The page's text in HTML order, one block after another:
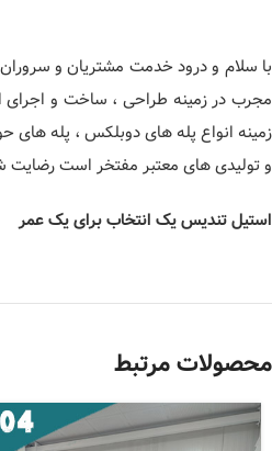
با سلام و درود خدمت مشتریان و
مجرب در زمینه طراحی ، ساخت و اجرای
زمینه انواع پله های دوبلکس ، پله های
و تولیدی های معتبر مفتخر است رضایت
استیل تندیس یک انتخاب برای یک عمر
محصولات مرتبط